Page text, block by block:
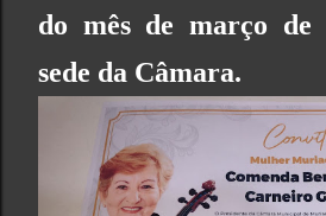
do mês de março de
sede da Câmara.